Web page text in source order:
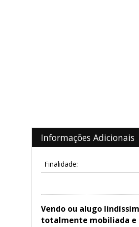
Informações Adicionais
Finalidade:
Vendo ou alugo
totalmente mobiliada e